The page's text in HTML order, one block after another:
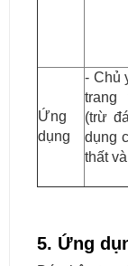
Ứng
dụng
- Chủ
trang
(trừ
dụng
thất
5. Ứng